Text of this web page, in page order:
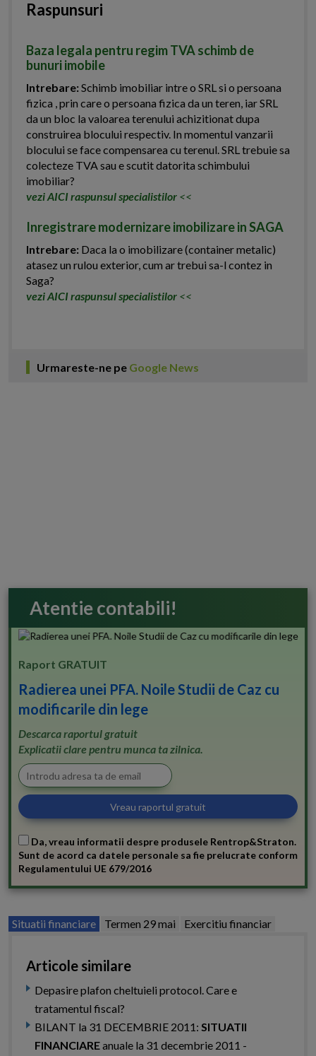
Raspunsuri
Baza legala pentru regim TVA schimb de
bunuri imobile
Intrebare:Schimb imobiliar intre o SRL si o persoana
fizica , prin care o persoana fizica da un teren, iar SRL
da un bloc la valoarea terenului achizitionat dupa
construirea blocului respectiv. In momentul vanzarii
blocului se face compensarea cu terenul. SRL trebuie sa
colecteze TVA sau e scutit datorita schimbului
imobiliar?
vezi AICI raspunsul specialistilor <<
Inregistrare modernizare imobilizare in SAGA
Intrebare: Daca la o imobilizare (container metalic)
atasez un rulou exterior, cum ar trebui sa-l contez in
Saga?
vezi AICI raspunsul specialistilor <<
Urmareste-ne pe Google News
Atentie contabili!
Raport GRATUIT
Radierea unei PFA. Noile Studii de Caz cu
modificarile din lege
Descarca raportul gratuit
Explicatii clare pentru munca ta zilnica.
Da, vreau informatii despre produsele Rentrop&Straton.
Sunt de acord ca datele personale sa fie prelucrate conform
Regulamentului UE 679/2016
Situatii financiare Termen 29 mai Exercitiu financiar
Articole similare
Depasire plafon cheltuieli protocol. Care e
tratamentul fiscal?
BILANT la 31 DECEMBRIE 2011: SITUATII
FINANCIAREanuale la 31 decembrie 2011 -